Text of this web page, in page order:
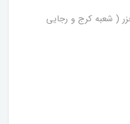
( شعبه کرج و رجایی